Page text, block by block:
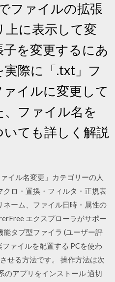
ファイルの拡張
に表示して変
を変更するにあ
際に「.txt」フ
イルに変更して
ファイル名を
ても詳しく解説
ル名変更」カテゴリーの人
クロ・置換・フィルタ・正規表
ーム、ファイル日時・属性の
エクスプローラがサポー
能タブ型ファイラ (ユーザー評
ァイルを配置する PCを使わ
せる方法です。 操作方法は次
のアプリをインストール 適切